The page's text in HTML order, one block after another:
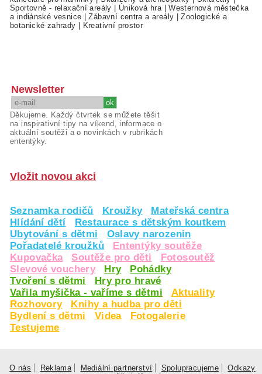
Sportovně - relaxační areály
Úniková hra |Westernová městečka
a indiánské vesnice |Zábavní centra a areály |Zoologické a
botanické zahrady
Kreativní prostor
Newsletter
Děkujeme. Každý čtvrtek se můžete těšit
na inspirativní tipy na víkend, informace o
aktuální soutěži a o novinkách v rubrikách
ententýky.
Vložit novou akci
Seznamka rodičů Kroužky
Mateřská centra
Hlídání dětí
Restaurace s dětským koutkem
Ubytování s dětmi
Oslavy narozenin
Pořadatelé kroužků
Ententýky soutěže
Kupovačka
Soutěže pro děti
Fotosoutěž
Slevové vouchery
Hry
Pohádky
Tvoření s dětmi
Hry pro hravé
Vařila myšička - vaříme s dětmi
Aktuality
Rozhovory
Knihy a hudba pro děti
Bydlení s dětmi
Videa
Fotogalerie
Testujeme
O nás Reklama Mediální partnerství Spolupracujeme
Odkazy